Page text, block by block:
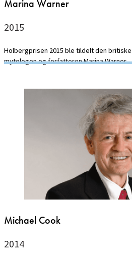
Marina Warner
2015
Holbergprisen 2015 ble tildelt den
mytologen og forfatteren Marina Warner.
Michael Cook
2014